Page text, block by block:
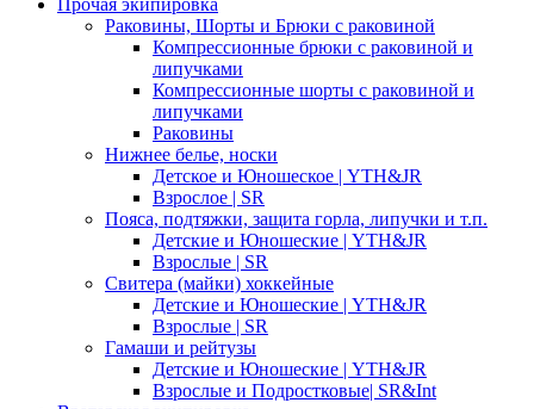
Прочая экипировка
Раковины, Шорты и Брюки с раковиной
Компрессионные брюки с раковиной и
липучками
Компрессионные шорты с раковиной и
липучками
Раковины
Нижнее белье, носки
Детское и Юношеское | YTH&JR
Взрослое | SR
Пояса, подтяжки, защита горла, липучки и т.п.
Детские и Юношеские | YTH&JR
Взрослые | SR
Свитера (майки) хоккейные
Детские и Юношеские | YTH&JR
Взрослые | SR
Гамаши и рейтузы
Детские и Юношеские | YTH&JR
Взрослые и Подростковые| SR&Int